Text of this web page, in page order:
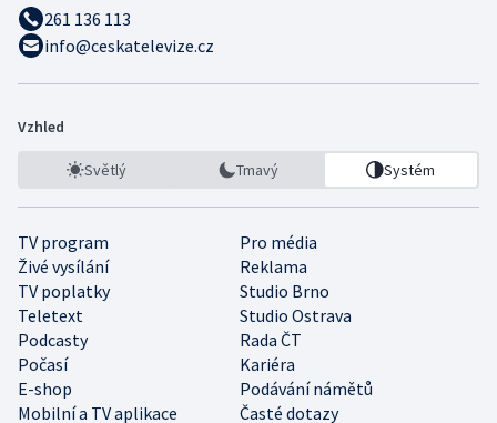
261 136 113
info@ceskatelevize.cz
Vzhled
Světlý Tmavý Systém
TV program
Pro média
Živé vysílání
Reklama
TV poplatky
Studio Brno
Teletext
Studio Ostrava
Podcasty
Rada ČT
Počasí
Kariéra
E-shop
Podávání námětů
Mobilní a TV aplikace
Časté dotazy